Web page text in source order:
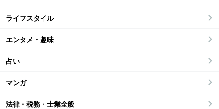
ライフスタイル
エンタメ・趣味
占い
マンガ
法律・税務・士業全般